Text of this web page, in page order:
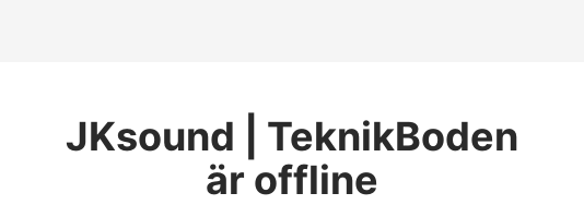
JKsound | TeknikBoden
är offline